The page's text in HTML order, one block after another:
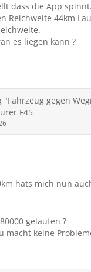
dass die App spinnt.
Reichweite 44km
es liegen kann ?
"Fahrzeug gegen
F45
hats mich nun
gelaufen ?
macht keine